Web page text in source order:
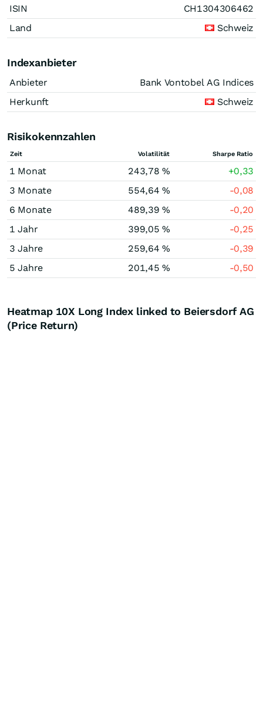
ISIN
CH1304306462
Land
Schweiz
Indexanbieter
Anbieter
Bank Vontobel AG Indices
Herkunft
Schweiz
Risikokennzahlen
Zeit Volatilität Sharpe Ratio
1 Monat 243,78 %
+0,33
3 Monate
554,64 %
-0,08
6 Monate
489,39 %
-0,20
1 Jahr
399,05 %
-0,25
3 Jahre
259,64 %
-0,39
5 Jahre
201,45 % -0,50
Heatmap 10X Long Index linked to Beiersdorf AG
(Price Return)